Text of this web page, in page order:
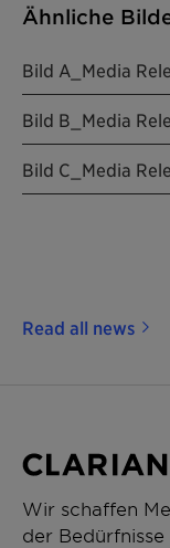
Ähnliche
Read all news
Wir schaffen
der